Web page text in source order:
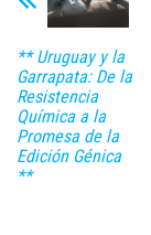
** Uruguay y la
Garrapata: De la
Resistencia
Química a la
Promesa de la
Edición Génica
**